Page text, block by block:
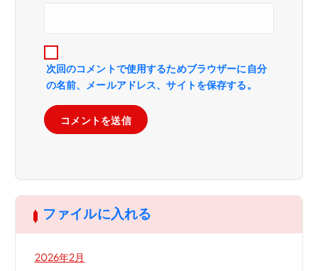
次回のコメントで使用するためブラウザーに自分
の名前、メールアドレス、サイトを保存する。
ファイルに入れる
2026年2月